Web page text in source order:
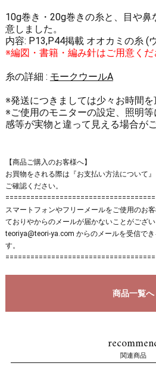
10g巻き・20g巻きの糸と、目や鼻
意しました。
内容: P13,P44掲載 オオカミの糸 (
※編図・書籍・編み針はご用意くだ
糸の詳細 : モークウールA
※発送につきましては少々お時間を
※ご使用のモニターの設定、照明
感等が実物と違って見える場合が
【商品ご購入のお客様へ】
お買物をされる際は 『お支払い方法について』
ご確認ください。
スマートフォンやフリーメールをご使用のお
ておりやからのメールが届かないことがござい
teoriya@teori-ya.com からのメールを受信で
す。
商品一覧へ
関連商品